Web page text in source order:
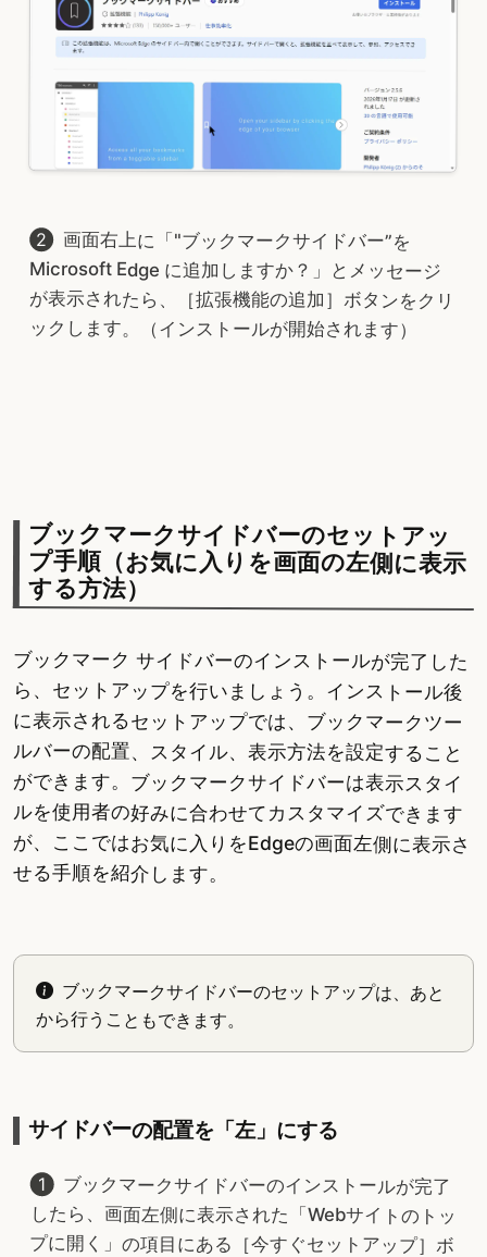
画面右上に「"ブックマークサイドバー”を
Microsoft Edge に追加しますか？」とメッセージ
が表示されたら、［拡張機能の追加］ボタンをクリ
ックします。（インストールが開始されます）
ブックマークサイドバーのセットアッ
プ手順（お気に入りを画面の左側に表示
する方法）
ブックマーク サイドバーのインストールが完了した
ら、セットアップを行いましょう。インストール後
に表示されるセットアップでは、ブックマークツー
ルバーの配置、スタイル、表示方法を設定すること
ができます。ブックマークサイドバーは表示スタイ
ルを使用者の好みに合わせてカスタマイズできます
が、ここではお気に入りをEdgeの画面左側に表示さ
せる手順を紹介します。
ブックマークサイドバーのセットアップは、あと
から行うこともできます。
サイドバーの配置を「左」にする
ブックマークサイドバーのインストールが完了
したら、画面左側に表示された「Webサイトのトッ
プに開く」の項目にある［今すぐセットアップ］ボ